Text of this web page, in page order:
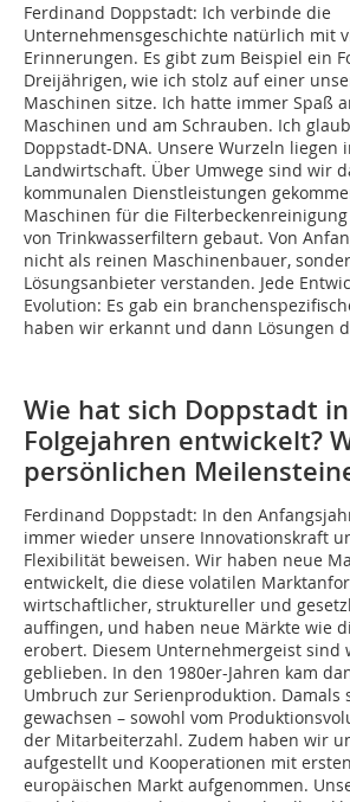
Ferdinand Doppstadt: Ich verbinde die
Unternehmensgeschichte natürlich mit
Erinnerungen. Es gibt zum Beispiel ein
Dreijährigen, wie ich stolz auf einer
Maschinen sitze. Ich hatte immer Spaß
Maschinen und am Schrauben. Ich
Doppstadt-DNA. Unsere Wurzeln liegen
Landwirtschaft. Über Umwege sind wir
kommunalen Dienstleistungen
Maschinen für die
von Trinkwasserfiltern gebaut. Von
nicht als reinen Maschinenbauer,
Lösungsanbieter verstanden. Jede
Evolution: Es gab ein
haben wir erkannt und dann Lösungen
Wie hat sich Doppstadt
Folgejahren entwickelt?
persönlichen
Ferdinand Doppstadt: In den
immer wieder unsere Innovationskraft
Flexibilität beweisen. Wir haben neue
entwickelt, die diese volatilen
wirtschaftlicher, struktureller und
auffingen, und haben neue Märkte wie
erobert. Diesem Unternehmergeist sind
geblieben. In den 1980er-Jahren kam
Umbruch zur Serienproduktion. Damals
gewachsen – sowohl vom
der Mitarbeiterzahl. Zudem haben wir
aufgestellt und Kooperationen mit
europäischen Markt aufgenommen.